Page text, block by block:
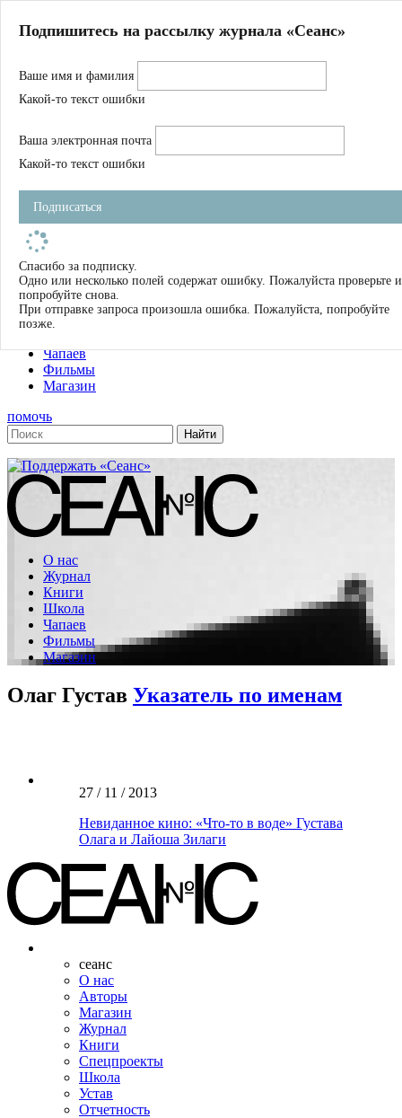
Магазин
Журнал
Школа
Устав
Фильмы
Имена
Тэги
О нас
Журнал
Книги
Чапаев
Фильмы
Магазин
помочь
О нас
Журнал
Книги
Школа
Чапаев
Фильмы
Магазин
Олаг Густав Указатель по именам
27 / 11 / 2013
Невиданное кино: «Что-то в воде» Густава
Олага и Лайоша Зилаги
сеанс
О нас
Авторы
Магазин
Журнал
Книги
Спецпроекты
Школа
Устав
Отчетность
Подпишитесь на рассылку журнала «Сеанс»
Ваше имя и фамилия
Какой-то текст ошибки
Ваша электронная почта
Какой-то текст ошибки
Подписаться
Спасибо за подписку.
Одно или несколько полей содержат ошибку. Пожалуйста проверьте и
попробуйте снова.
При отправке запроса произошла ошибка. Пожалуйста, попробуйте
позже.